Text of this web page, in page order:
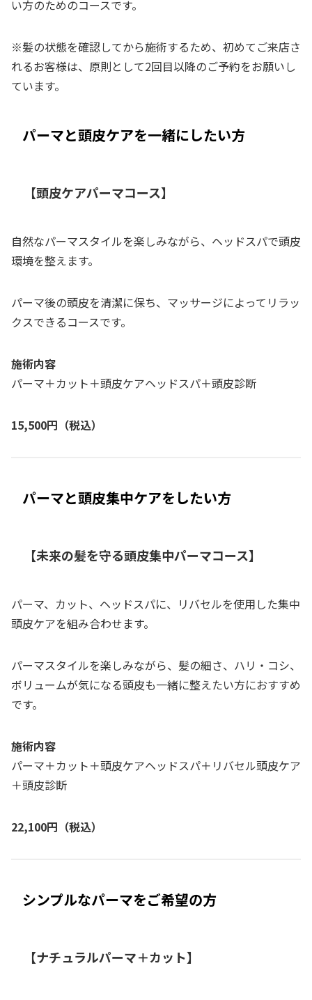
い方のためのコースです。
※髪の状態を確認してから施術するため、初めてご来店さ
れるお客様は、原則として2回目以降のご予約をお願いし
ています。
パーマと頭皮ケアを一緒にしたい方
【頭皮ケアパーマコース】
自然なパーマスタイルを楽しみながら、ヘッドスパで頭皮
環境を整えます。
パーマ後の頭皮を清潔に保ち、マッサージによってリラッ
クスできるコースです。
施術内容
パーマ＋カット＋頭皮ケアヘッドスパ＋頭皮診断
15,500円（税込）
パーマと頭皮集中ケアをしたい方
【未来の髪を守る頭皮集中パーマコース】
パーマ、カット、ヘッドスパに、リバセルを使用した集中
頭皮ケアを組み合わせます。
パーマスタイルを楽しみながら、髪の細さ、ハリ・コシ、
ボリュームが気になる頭皮も一緒に整えたい方におすすめ
です。
施術内容
パーマ＋カット＋頭皮ケアヘッドスパ＋リバセル頭皮ケア
＋頭皮診断
22,100円（税込）
シンプルなパーマをご希望の方
【ナチュラルパーマ＋カット】